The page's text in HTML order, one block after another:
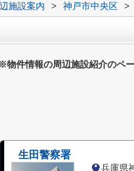
施設案内 > 神戸市中央区 >
※物件情報の周辺施設紹介のペ
生田警察署